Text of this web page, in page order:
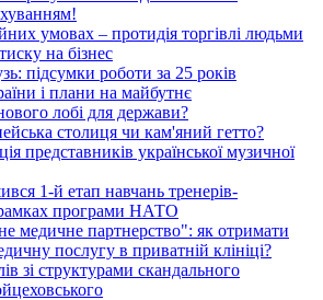
умовах – протидія торгівлі людьми
на бізнес
підсумки роботи за 25 років
і плани на майбутнє
лобі для держави?
столиця чи кам'яний гетто?
представників української музичної
1-й етап навчань тренерів-
програми НАТО
медичне партнерство": як отримати
послугу в приватній клініці?
зі структурами скандального